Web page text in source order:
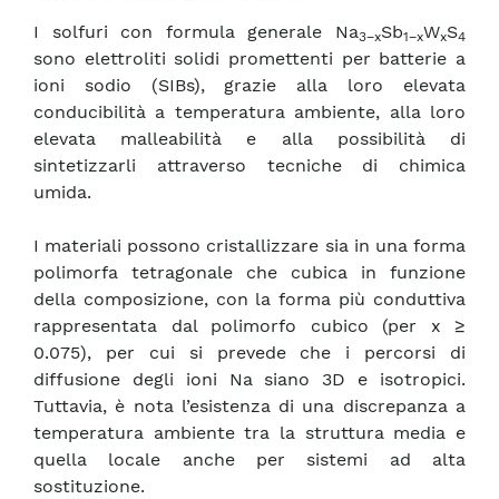
I solfuri con formula generale Na3−xSb1−xWxS4
sono elettroliti solidi promettenti per batterie a
ioni sodio (SIBs), grazie alla loro elevata
conducibilità a temperatura ambiente, alla loro
elevata malleabilità e alla possibilità di
sintetizzarli attraverso tecniche di chimica
umida.
I materiali possono cristallizzare sia in una forma
polimorfa tetragonale che cubica in funzione
della composizione, con la forma più conduttiva
rappresentata dal polimorfo cubico (per x ≥
0.075), per cui si prevede che i percorsi di
diffusione degli ioni Na siano 3D e isotropici.
Tuttavia, è nota l’esistenza di una discrepanza a
temperatura ambiente tra la struttura media e
quella locale anche per sistemi ad alta
sostituzione.